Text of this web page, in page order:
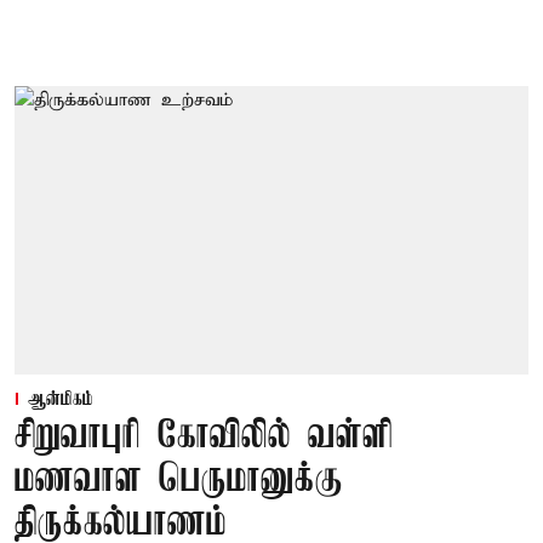
ஆன்மிகம்
சிறுவாபுரி கோவிலில் வள்ளி
மணவாள பெருமானுக்கு
திருக்கல்யாணம்